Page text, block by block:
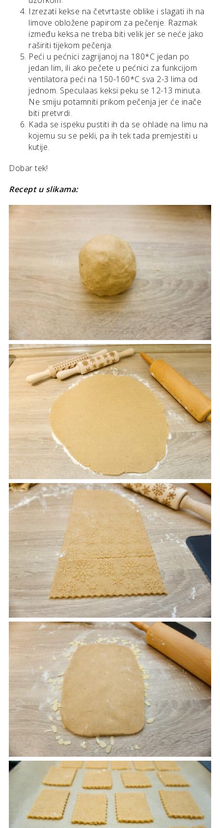
Izrezati kekse na četvrtaste oblike i slagati ih na
limove obložene papirom za pečenje. Razmak
između keksa ne treba biti velik jer se neće jako
raširiti tijekom pečenja.
Peći u pećnici zagrijanoj na 180*C jedan po
jedan lim, ili ako pečete u pećnici za funkcijom
ventilatora peći na 150-160*C sva 2-3 lima od
jednom. Speculaas keksi peku se 12-13 minuta.
Ne smiju potamniti prikom pečenja jer će inače
biti pretvrdi.
Kada se ispeku pustiti ih da se ohlade na limu na
kojemu su se pekli, pa ih tek tada premjestiti u
kutije.
Dobar tek!
Recept u slikama: